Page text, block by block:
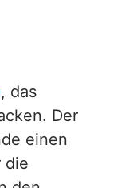
, das
Der
einen
die